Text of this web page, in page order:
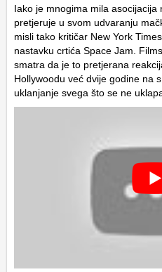
Iako je mnogima mila
pretjeruje u svom udvaranju
misli tako kritičar New York
nastavku crtića Space Jam.
smatra da je to pretjerana
Hollywoodu već dvije godine na
uklanjanje svega što se ne